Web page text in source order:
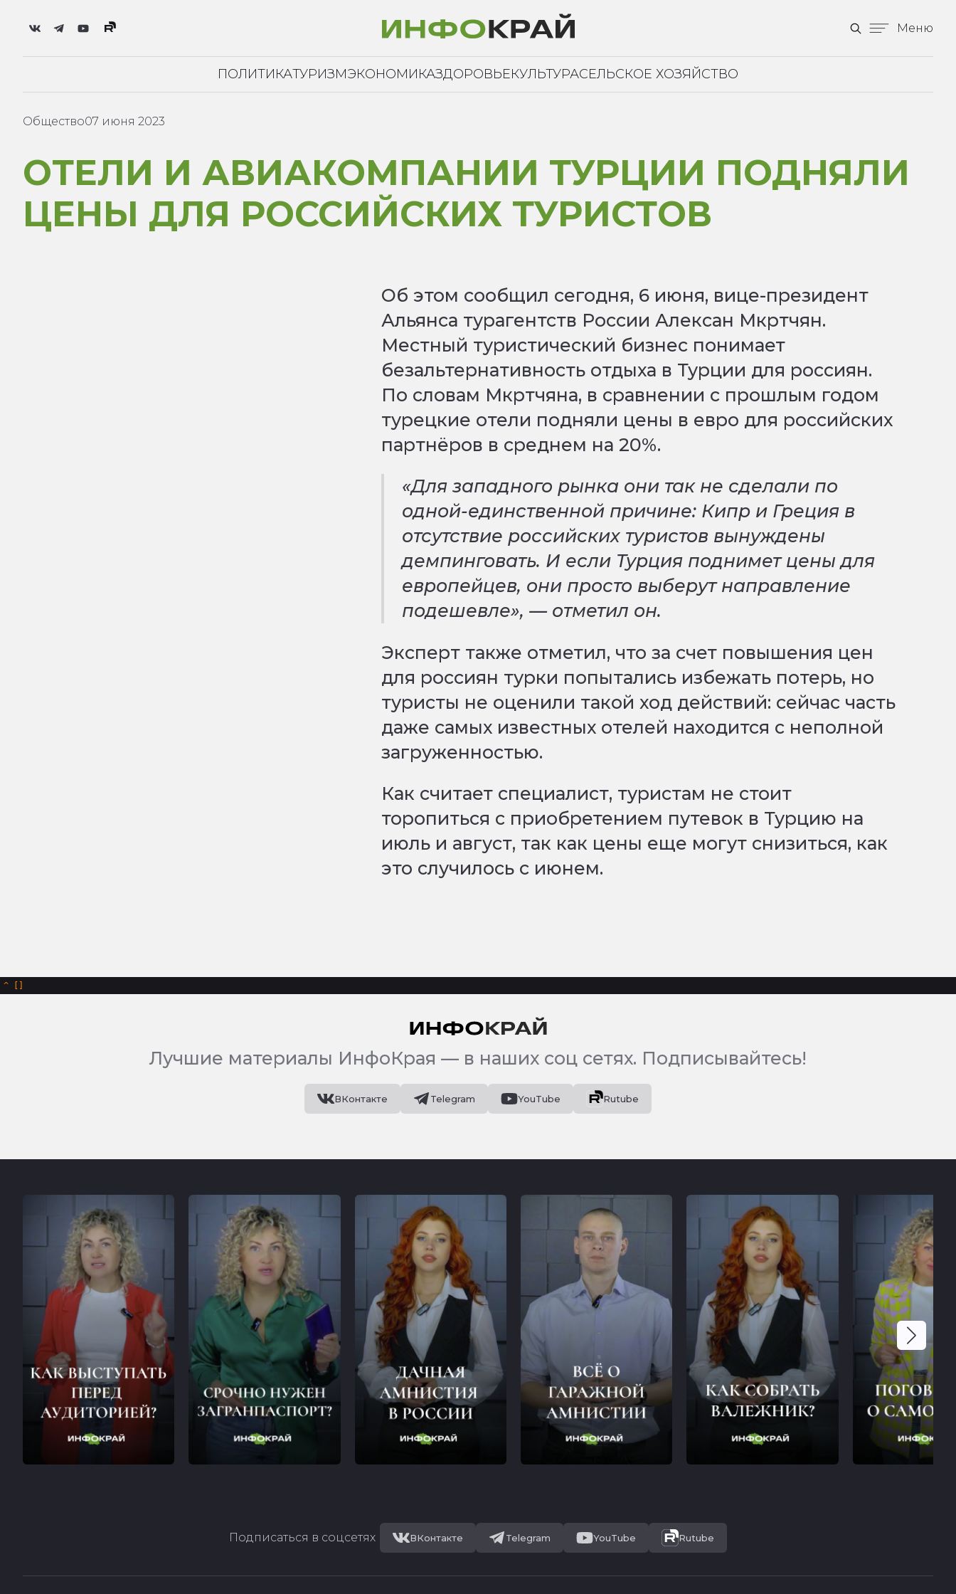
Меню
ПОЛИТИКАТУРИЗМЭКОНОМИКАЗДОРОВЬЕКУЛЬТУРАСЕЛЬСКОЕ ХОЗЯЙСТВО
Общество07 июня 2023
ОТЕЛИ И АВИАКОМПАНИИ ТУРЦИИ ПОДНЯЛИ
ЦЕНЫ ДЛЯ РОССИЙСКИХ ТУРИСТОВ
Об этом сообщил сегодня, 6 июня, вице-президент
Альянса турагентств России Алексан Мкртчян.
Местный туристический бизнес понимает
безальтернативность отдыха в Турции для россиян.
По словам Мкртчяна, в сравнении с прошлым годом
турецкие отели подняли цены в евро для российских
партнёров в среднем на 20%.
«Для западного рынка они так не сделали по
одной-единственной причине: Кипр и Греция в
отсутствие российских туристов вынуждены
демпинговать. И если Турция поднимет цены для
европейцев, они просто выберут направление
подешевле», — отметил он.
Эксперт также отметил, что за счет повышения цен
для россиян турки попытались избежать потерь, но
туристы не оценили такой ход действий: сейчас часть
даже самых известных отелей находится с неполной
загруженностью.
Как считает специалист, туристам не стоит
торопиться с приобретением путевок в Турцию на
июль и август, так как цены еще могут снизиться, как
это случилось с июнем.
^
Лучшие материалы ИнфоКрая — в наших соц сетях. Подписывайтесь!
ВКонтакте Telegram YouTube Rutube
Подписаться в соцсетях ВКонтакте Telegram YouTube Rutube